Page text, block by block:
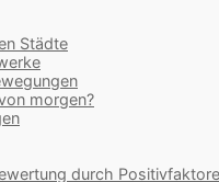
Städte
morgen?
durch